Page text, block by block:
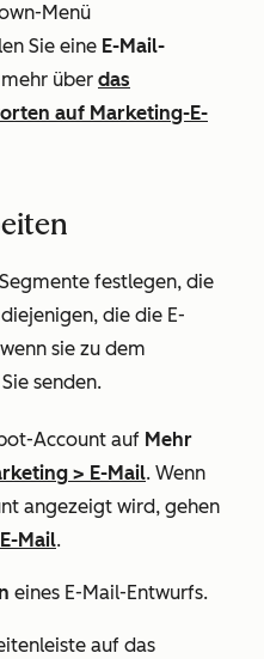
Menü
Sie eine E-Mail-
über das
auf Marketing-E-
festlegen, die
die die E-
sie zu dem
senden.
Account auf Mehr
> E-Mail. Wenn
angezeigt wird, gehen
E-Mail.
eines E-Mail-Entwurfs.
auf das